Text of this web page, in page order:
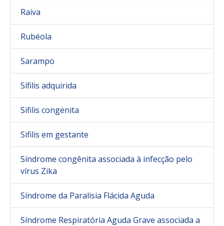
Raiva
Rubéola
Sarampo
Sífilis adquirida
Sifilis congenita
Sifilis em gestante
Síndrome congênita associada à infecção pelo
vírus Zika
Síndrome da Paralisia Flácida Aguda
Síndrome Respiratória Aguda Grave associada a